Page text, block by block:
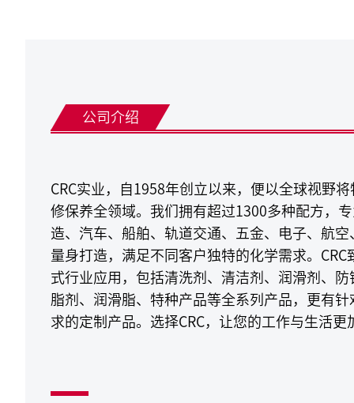
公司介绍
CRC实业，自1958年创立以来，便以全球视野
修保养全领域。我们拥有超过1300多种配方，
造、汽车、船舶、轨道交通、五金、电子、航
量身打造，满足不同客户独特的化学需求。
式行业应用，包括清洗剂、清洁剂、润滑剂、
脂剂、润滑脂、特种产品等全系列产品，更有
求的定制产品。选择CRC，让您的工作与生活更